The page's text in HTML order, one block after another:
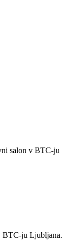
salon v BTC-ju
BTC-ju Ljubljana.